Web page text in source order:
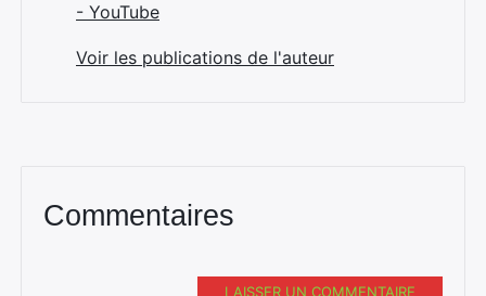
- YouTube
Voir les publications de l'auteur
Commentaires
LAISSER UN COMMENTAIRE